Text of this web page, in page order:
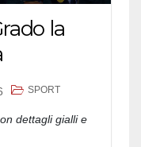
la
SPORT
dettagli gialli e